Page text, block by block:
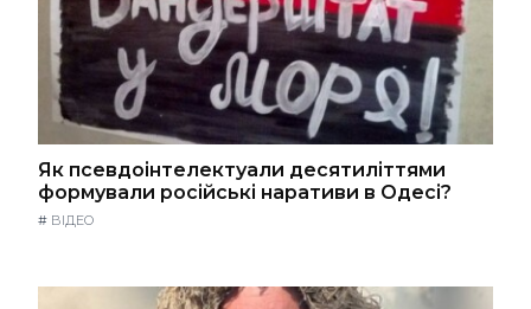
Як псевдоінтелектуали десятиліттями
формували російські наративи в Одесі?
# ВІДЕО